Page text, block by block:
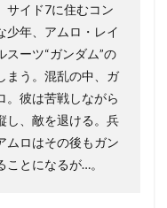
サイド7に住むコン
少年、アムロ・レイ
スーツ“ガンダム”の
まう。混乱の中、ガ
。彼は苦戦しながら
し、敵を退ける。兵
ムロはその後もガン
とになるが…。